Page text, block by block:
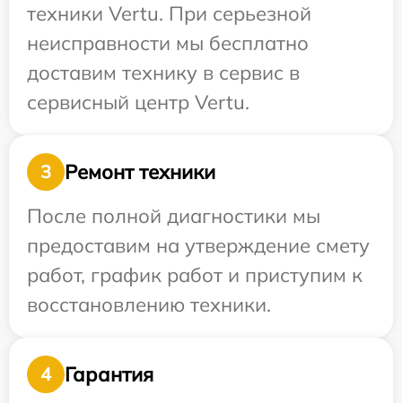
техники Vertu. При серьезной
неисправности мы бесплатно
доставим технику в сервис в
сервисный центр Vertu.
3
Ремонт техники
После полной диагностики мы
предоставим на утверждение смету
работ, график работ и приступим к
восстановлению техники.
4 Гарантия